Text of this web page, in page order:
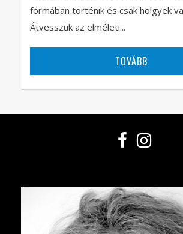
formában történik és csak hölgyek
Átvesszük az elméleti...
TOVÁBB